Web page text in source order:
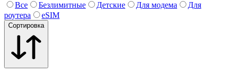
Все Безлимитные Детские Для модема
Для
роутера
eSIM
Сортировка